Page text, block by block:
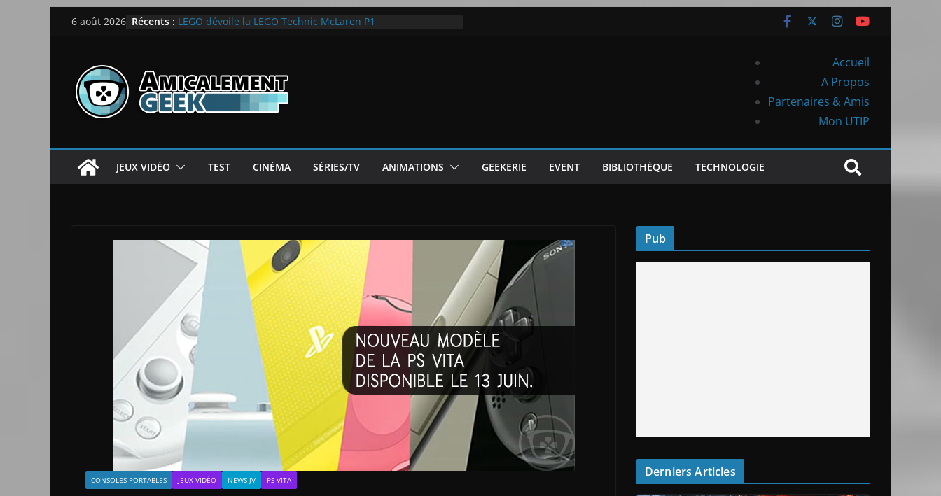
Passer6 août 2026 Récents :
[Notre Avis] Spy x Family: Code White
LEGO dévoile la LEGO Technic McLaren P1
[PS5] Throne and Liberty – Notre Avis
Accueil
A Propos
Partenaires & Amis
Mon UTIP
JEUX VIDÉO TEST CINÉMA SÉRIES/TV ANIMATIONS GEEKERIE EVENT BIBLIOTHÉQUE TECHNOLOGIE
CONSOLES PORTABLES JEUX VIDÉO NEWS JV PS VITA
Pub
Derniers Articles